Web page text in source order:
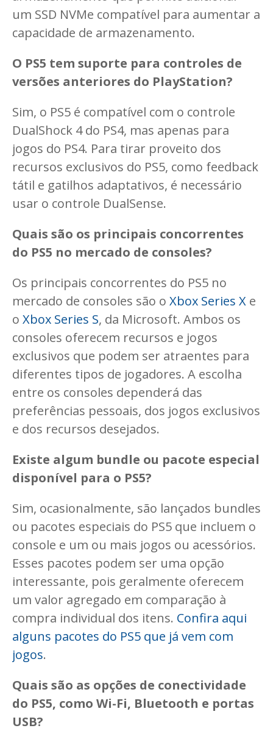
um SSD NVMe compatível para aumentar a
capacidade de armazenamento.
O PS5 tem suporte para controles de
versões anteriores do PlayStation?
Sim, o PS5 é compatível com o controle
DualShock 4 do PS4, mas apenas para
jogos do PS4. Para tirar proveito dos
recursos exclusivos do PS5, como feedback
tátil e gatilhos adaptativos, é necessário
usar o controle DualSense.
Quais são os principais concorrentes
do PS5 no mercado de consoles?
Os principais concorrentes do PS5 no
mercado de consoles são o Xbox Series X e
o Xbox Series S, da Microsoft. Ambos os
consoles oferecem recursos e jogos
exclusivos que podem ser atraentes para
diferentes tipos de jogadores. A escolha
entre os consoles dependerá das
preferências pessoais, dos jogos exclusivos
e dos recursos desejados.
Existe algum bundle ou pacote especial
disponível para o PS5?
Sim, ocasionalmente, são lançados bundles
ou pacotes especiais do PS5 que incluem o
console e um ou mais jogos ou acessórios.
Esses pacotes podem ser uma opção
interessante, pois geralmente oferecem
um valor agregado em comparação à
compra individual dos itens. Confira aqui
alguns pacotes do PS5 que já vem com
jogos.
Quais são as opções de conectividade
do PS5, como Wi-Fi, Bluetooth e portas
USB?